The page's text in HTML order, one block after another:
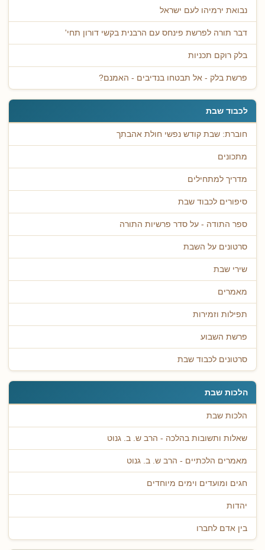
נבואת ירמיהו לעם ישראל
דבר תורה לפרשת פינחס עם הרבנית בקשי דורון תחי'
בלק רוקם תכניות
פרשת בלק - אל תבטחו בנדיבים - האמנם?
לכבוד שבת
חוברת: שבת קודש נפשי חולת אהבתך
מתכונים
מדריך למתחילים
סיפורים לכבוד שבת
ספר התודה - על סדר פרשיות התורה
סרטונים על השבת
שירי שבת
מאמרים
תפילות וזמירות
פרשת השבוע
סרטונים לכבוד שבת
הלכות שבת
הלכות שבת
שאלות ותשובות בהלכה - הרב ש. ב. גנוט
מאמרים הלכתיים - הרב ש. ב. גנוט
חגים ומועדים וימים מיוחדים
יהדות
בין אדם לחברו